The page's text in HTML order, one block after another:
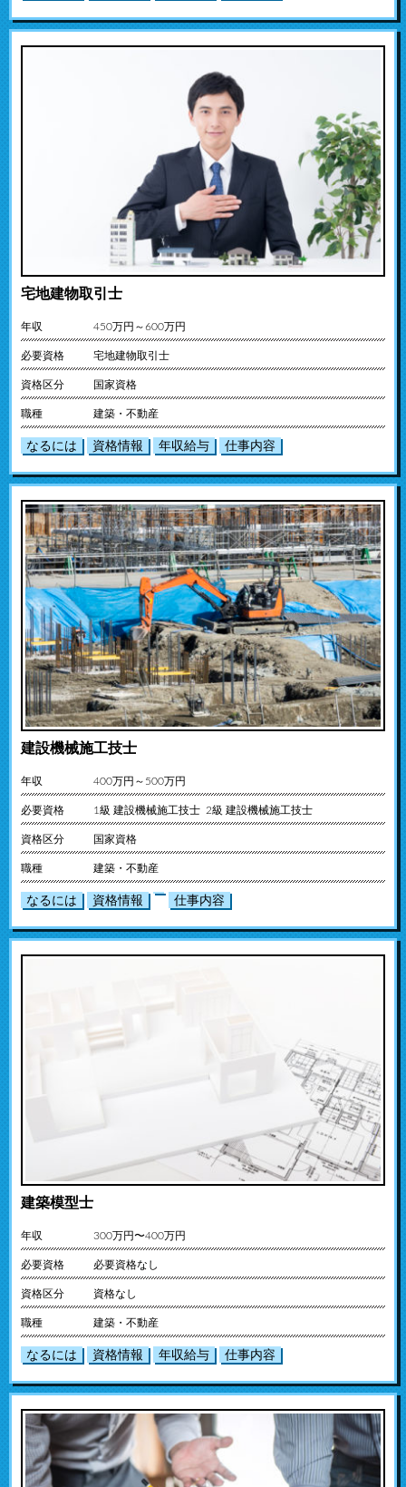
宅地建物取引士
年収 450万円～600万円
必要資格 宅地建物取引士
資格区分 国家資格
職種 建築・不動産
なるには 資格情報 年収給与 仕事内容
建設機械施工技士
年収 400万円～500万円
必要資格 1級 建設機械施工技士 2級 建設機械施工技士
資格区分 国家資格
職種 建築・不動産
なるには 資格情報 仕事内容
建築模型士
年収 300万円〜400万円
必要資格 必要資格なし
資格区分 資格なし
職種 建築・不動産
なるには 資格情報 年収給与 仕事内容